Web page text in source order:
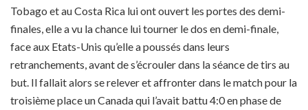
Tobago et au Costa Rica lui ont ouvert les portes des demi-
finales, elle a vu la chance lui tourner le dos en demi-finale,
face aux Etats-Unis qu’elle a poussés dans leurs
retranchements, avant de s’écrouler dans la séance de tirs au
but. Il fallait alors se relever et affronter dans le match pour la
troisième place un Canada qui l’avait battu 4:0 en phase de